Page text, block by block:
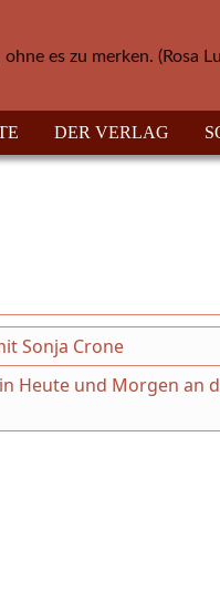
es zu merken. (Rosa
DER VERLAG
Sonja Crone
Heute und Morgen an